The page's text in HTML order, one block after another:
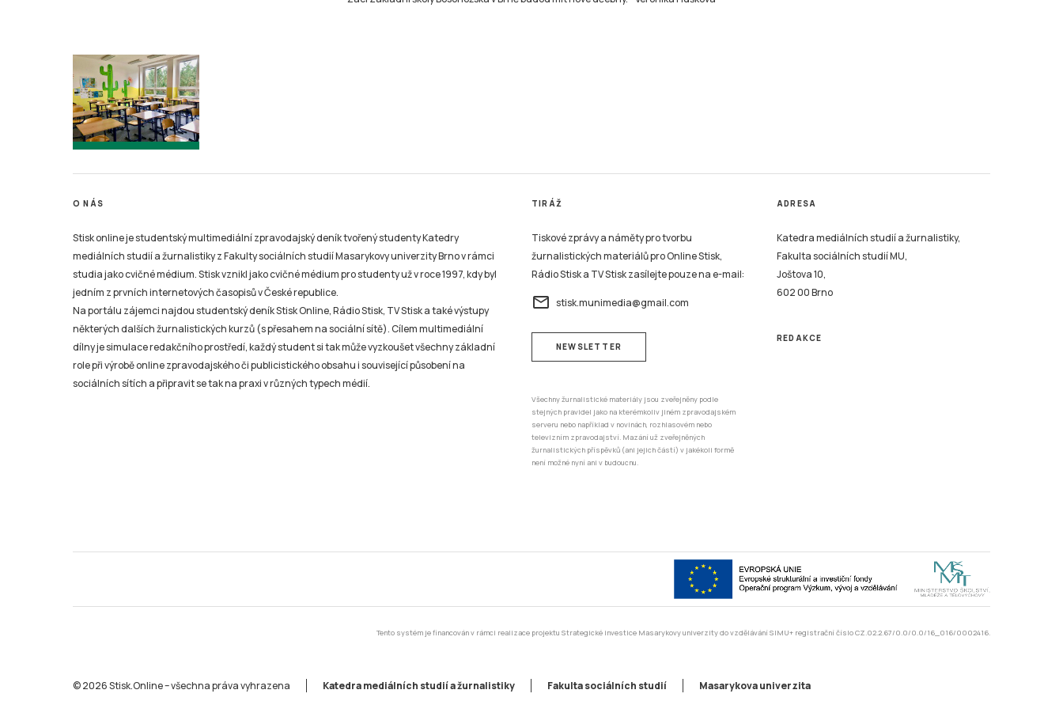
O NÁS
Stisk online je studentský multimediální zpravodajský deník tvořený studenty Katedry
mediálních studií a žurnalistiky z Fakulty sociálních studií Masarykovy univerzity Brno v rámci
studia jako cvičné médium. Stisk vznikl jako cvičné médium pro studenty už v roce 1997, kdy byl
jedním z prvních internetových časopisů v České republice.
Na portálu zájemci najdou studentský deník Stisk Online, Rádio Stisk, TV Stisk a také výstupy
některých dalších žurnalistických kurzů (s přesahem na sociální sítě). Cílem multimediální
dílny je simulace redakčního prostředí, každý student si tak může vyzkoušet všechny základní
role při výrobě online zpravodajského či publicistického obsahu i související působení na
sociálních sítích a připravit se tak na praxi v různých typech médií.
TIRÁŽ
Tiskové zprávy a náměty pro tvorbu
žurnalistických materiálů pro Online Stisk,
Rádio Stisk a TV Stisk zasílejte pouze na e-mail:
email stisk.munimedia@gmail.com
NEWSLETTER
Všechny žurnalistické materiály jsou zveřejněny podle
stejných pravidel jako na kterémkoliv jiném zpravodajském
serveru nebo například v novinách, rozhlasovém nebo
televizním zpravodajství. Mazání už zveřejněných
žurnalistických příspěvků (ani jejich částí) v jakékoli formě
není možné nyní ani v budoucnu.
ADRESA
Katedra mediálních studií a žurnalistiky,
Fakulta sociálních studií MU,
Joštova 10,
602 00 Brno
REDAKCE
Tento systém je financován v rámci realizace projektu Strategické investice Masarykovy univerzity do vzdělávání SIMU+ registrační číslo CZ.02.2.67/0.0/0.0/16_016/0002416.
© 2026 Stisk.Online – všechna práva vyhrazena Katedra mediálních studií a žurnalistiky Fakulta sociálních studií Masarykova univerzita